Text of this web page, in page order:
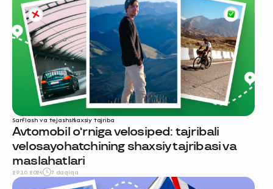
Sarflash va tejashshaxsiy tajriba
Avtomobil o‘rniga velosiped: tajribali
velosayohatchining shaxsiy tajribasi va
maslahatlari
29.10.2024 7 daqiqa